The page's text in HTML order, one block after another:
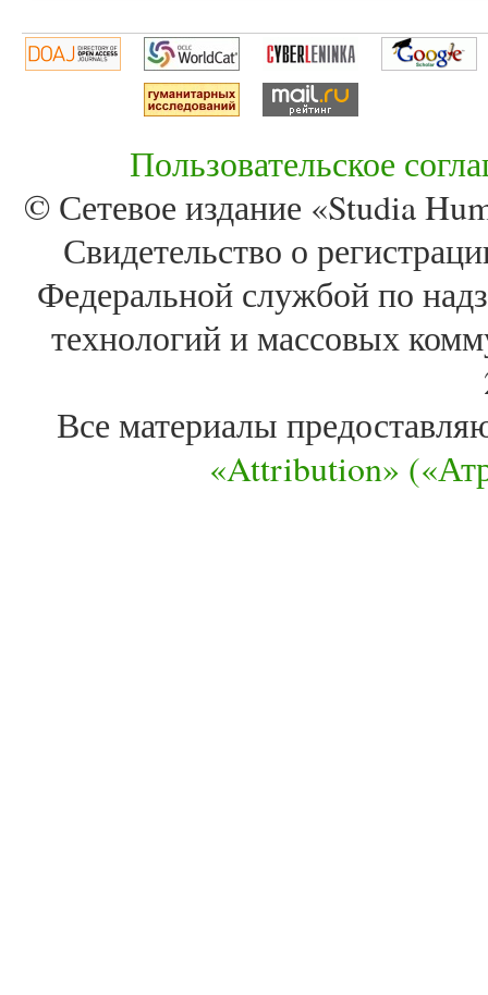
Пользовательское
© Сетевое издание «Studia
Свидетельство о
Федеральной службой по
технологий и массовых
Все материалы
«Attribution»